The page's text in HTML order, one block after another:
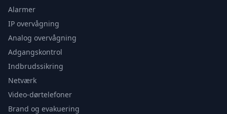
Alarmer
IP overvågning
Analog overvågning
Adgangskontrol
Indbrudssikring
Netværk
Video-dørtelefoner
Brand og evakuering